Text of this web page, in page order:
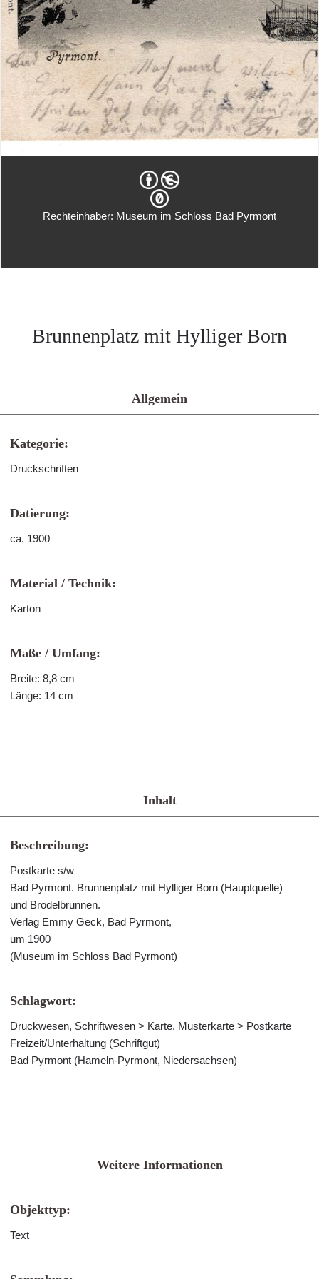
Rechteinhaber: Museum im Schloss Bad Pyrmont
Brunnenplatz mit Hylliger Born
Allgemein
Kategorie:
Druckschriften
Datierung:
ca. 1900
Material / Technik:
Karton
Maße / Umfang:
Breite: 8,8 cm
Länge: 14 cm
Inhalt
Beschreibung:
Postkarte s/w
Bad Pyrmont. Brunnenplatz mit Hylliger Born (Hauptquelle)
und Brodelbrunnen.
Verlag Emmy Geck, Bad Pyrmont,
um 1900
(Museum im Schloss Bad Pyrmont)
Schlagwort:
Druckwesen, Schriftwesen > Karte, Musterkarte > Postkarte
Freizeit/Unterhaltung (Schriftgut)
Bad Pyrmont (Hameln-Pyrmont, Niedersachsen)
Weitere Informationen
Objekttyp:
Text